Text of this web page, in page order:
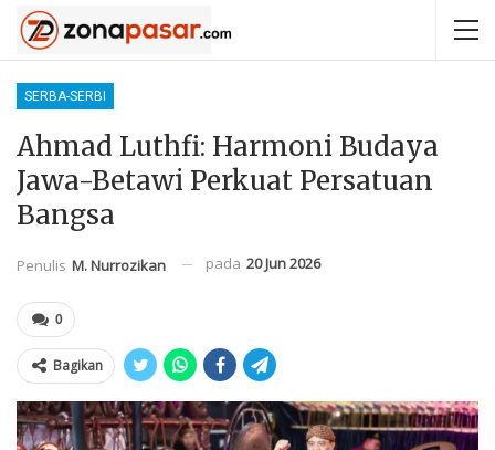
SERBA-SERBI
Ahmad Luthfi: Harmoni Budaya
Jawa-Betawi Perkuat Persatuan
Bangsa
Penulis M. Nurrozikan pada 20 Jun 2026
0
Bagikan